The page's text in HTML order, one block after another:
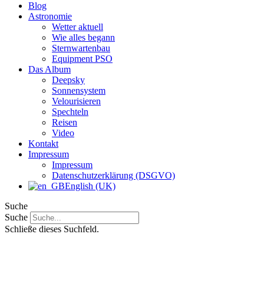
Blog
Astronomie
Wetter aktuell
Wie alles begann
Sternwartenbau
Equipment PSO
Das Album
Deepsky
Sonnensystem
Velourisieren
Spechteln
Reisen
Video
Kontakt
Impressum
Impressum
Datenschutzerklärung (DSGVO)
English (UK)
Suche
Suche
Schließe dieses Suchfeld.